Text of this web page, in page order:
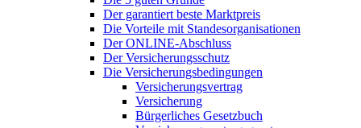
Der garantiert beste Marktpreis
Die Vorteile mit Standesorganisationen
Der ONLINE-Abschluss
Der Versicherungsschutz
Die Versicherungsbedingungen
Versicherungsvertrag
Versicherung
Bürgerliches Gesetzbuch